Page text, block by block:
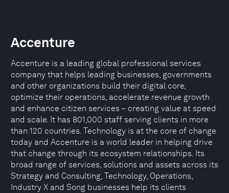
Accenture
Accenture is a leading global professional services
company that helps leading businesses, governments
and other organizations build their digital core,
optimize their operations, accelerate revenue growth
and enhance citizen services – creating value at speed
and scale. It has 801,000 staff serving clients in more
than 120 countries. Technology is at the core of change
today and Accenture is a world leader in helping drive
that change through its ecosystem relationships. Its
broad range of services, solutions and assets across its
Strategy and Consulting, Technology, Operations,
Industry X and Song businesses help its clients